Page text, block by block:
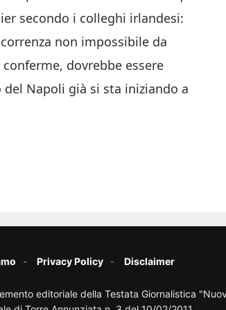
secondo i colleghi irlandesi:
non impossibile da
dovrebbe essere
Napoli già si sta iniziando a
Privacy Policy Disclaimer
editoriale della Testata Giornalistica